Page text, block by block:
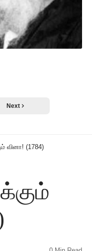
Next
வினா! (1784)